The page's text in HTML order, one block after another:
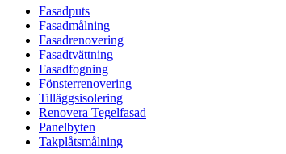
Fasadputs
Fasadmålning
Fasadrenovering
Fasadtvättning
Fasadfogning
Fönsterrenovering
Tilläggsisolering
Renovera Tegelfasad
Panelbyten
Takplåtsmålning